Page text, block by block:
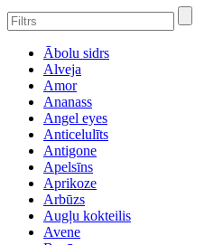
Ābolu sidrs
Alveja
Amor
Ananass
Angel eyes
Anticelulīts
Antigone
Apelsīns
Aprikoze
Arbūzs
Augļu kokteilis
Avene